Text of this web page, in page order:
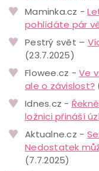
Maminka.cz -
pohlídáte pár
Pestrý svět –
(23.7.2025)
Flowee.cz - Ve
ale o závislost?
Idnes.cz -
ložnici přináší
Aktualne.cz -
Nedostatek
(7.7.2025)